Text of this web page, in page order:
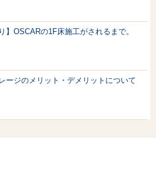
】OSCARの1F床施工がされるまで。
ージのメリット・デメリットについて